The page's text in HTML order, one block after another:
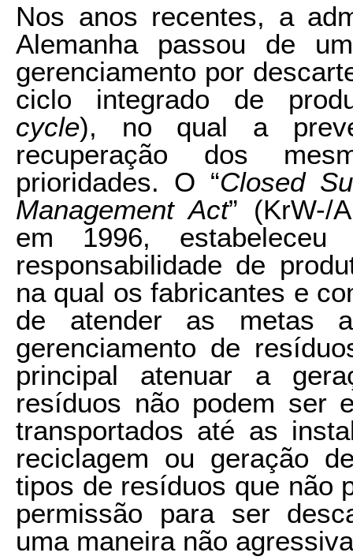
Nos anos recentes, a
Alemanha passou de
gerenciamento por
ciclo integrado de
cycle), no qual a
recuperação dos
prioridades. O “Closed
Management Act” (KrW-/
em 1996,
responsabilidade de
na qual os fabricantes e
de atender as metas
gerenciamento de
principal atenuar a
resíduos não podem ser
transportados até as
reciclagem ou geração
tipos de resíduos que não
permissão para ser
uma maneira não